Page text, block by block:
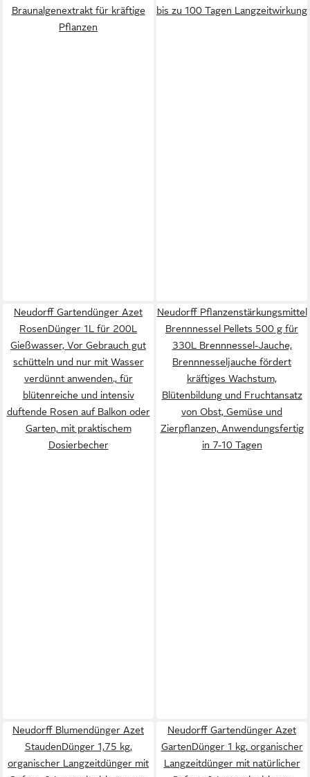
Braunalgenextrakt für kräftige
Pflanzen
bis zu 100 Tagen Langzeitwirkung
Neudorff Gartendünger Azet
RosenDünger 1L für 200L
Gießwasser, Vor Gebrauch gut
schütteln und nur mit Wasser
verdünnt anwenden., für
blütenreiche und intensiv
duftende Rosen auf Balkon oder
Garten, mit praktischem
Dosierbecher
Neudorff Pflanzenstärkungsmittel
Brennnessel Pellets 500 g für
330L Brennnessel-Jauche,
Brennnesseljauche fördert
kräftiges Wachstum,
Blütenbildung und Fruchtansatz
von Obst, Gemüse und
Zierpflanzen, Anwendungsfertig
in 7-10 Tagen
Neudorff Blumendünger Azet
StaudenDünger 1,75 kg,
organischer Langzeitdünger mit
Neudorff Gartendünger Azet
GartenDünger 1 kg, organischer
Langzeitdünger mit natürlicher